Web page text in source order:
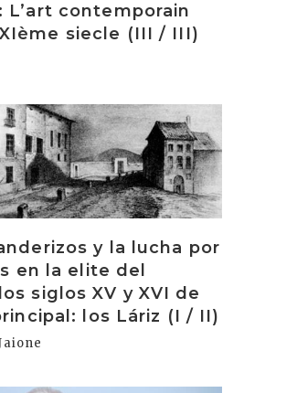
L’art contemporain
siecle (III / III)
y la lucha por
en la elite del
siglos XV y XVI de
los Láriz (I / II)